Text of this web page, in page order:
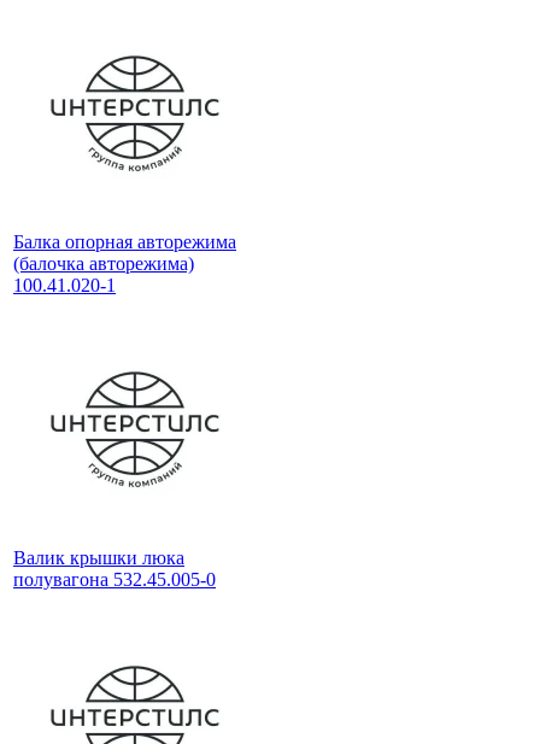
Балка опорная авторежима
(балочка авторежима)
100.41.020-1
Валик крышки люка
полувагона 532.45.005-0